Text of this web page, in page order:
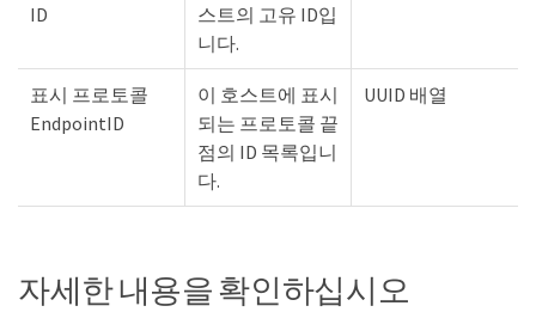
ID
스트의 고유 ID입
니다.
표시 프로토콜
EndpointID
이 호스트에 표시
되는 프로토콜 끝
점의 ID 목록입니
다.
UUID 배열
자세한 내용을 확인하십시오